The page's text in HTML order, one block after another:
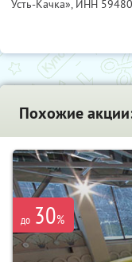
Усть-Качка», ИНН
Похожие
до 30%